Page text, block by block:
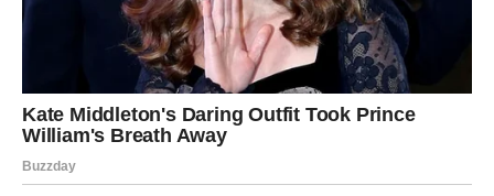
STRELAC
Vikend donosi potrebu za promenom i kretanjem. Subota
je idealna za izlazak, put ili spontanu odluku.
U ljubavi – neko može iznenada pokazati interesovanje.